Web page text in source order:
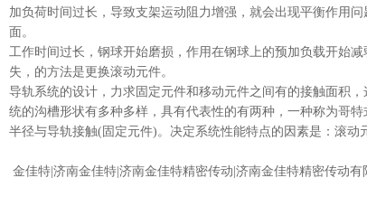
加负荷时间过长，导致支架运动阻力增强，就会出现平衡作用
面。
工作时间过长，钢球开始磨损，作用在钢球上的预加负载开始
失，的方法是更换滚动元件。
导轨系统的设计，力求固定元件和移动元件之间有的接触面积
统的沟槽形状有多种多样，具有代表性的有两种，一种称为哥
半径与导轨接触(固定元件)。决定系统性能特点的因素是：滚动
金佳特|济南金佳特|济南金佳特精密传动|济南金佳特精密传动有